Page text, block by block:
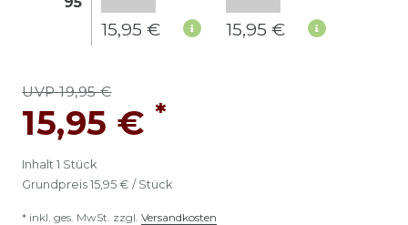
15,95 € 15,95 €
UVP 19,95 €
15,95 € *
Inhalt 1 Stück
Grundpreis 15,95 € / Stück
* inkl. ges. MwSt. zzgl. Versandkosten